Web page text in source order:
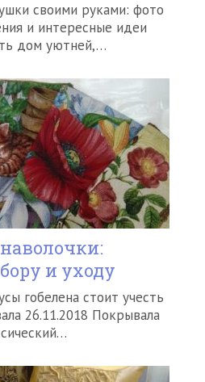
своими руками: фото
и интересные идеи
дом уютней,…
и уходу
гобелена стоит учесть
26.11.2018 Покрывала